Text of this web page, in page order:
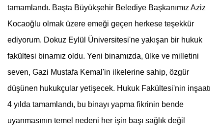
tamamlandı. Başta Büyükşehir Belediye Başkanımız Aziz
Kocaoğlu olmak üzere emeği geçen herkese teşekkür
ediyorum. Dokuz Eylül Üniversitesi'ne yakışan bir hukuk
fakültesi binamız oldu. Yeni binamızda, ülke ve milletini
seven, Gazi Mustafa Kemal'in ilkelerine sahip, özgür
düşünen hukukçular yetişecek. Hukuk Fakültesi'nin inşaatı
4 yılda tamamlandı, bu binayı yapma fikrinin bende
uyanmasının temel nedeni her işin başı sağlık değil